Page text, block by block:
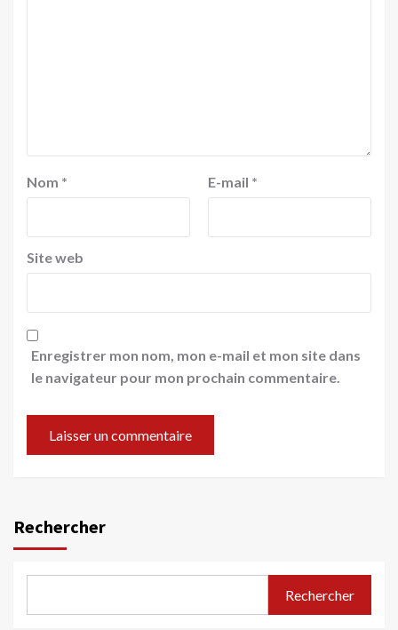
Nom * E-mail *
Site web
Enregistrer mon nom, mon e-mail et mon site dans
le navigateur pour mon prochain commentaire.
Rechercher
Rechercher